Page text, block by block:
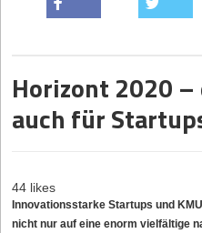
Horizont 2020
auch für
44 likes
Innovationsstarke Startups und
nicht nur auf eine enorm vielfältige